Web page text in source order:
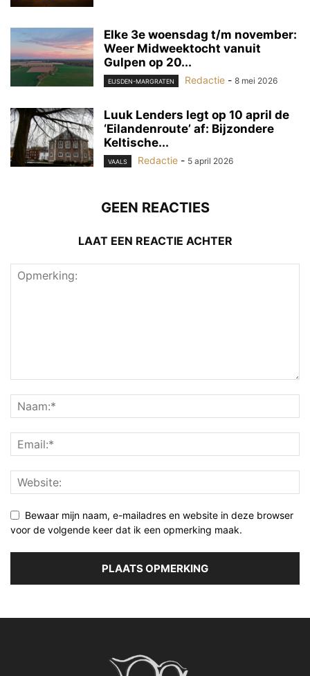
Elke 3e woensdag t/m november:
Weer Midweektocht vanuit
Gulpen op 20...
EIJSDEN-MARGRATEN Redactie - 8 mei 2026
Luuk Lenders legt op 10 april de
‘Eilandenroute’ af: Bijzondere
Keltische...
VAALS Redactie - 5 april 2026
GEEN REACTIES
LAAT EEN REACTIE ACHTER
Bewaar mijn naam, e-mailadres en website in deze browser
voor de volgende keer dat ik een opmerking maak.